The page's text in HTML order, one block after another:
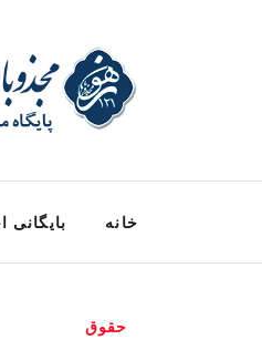
خانه بایگانی
حقوق